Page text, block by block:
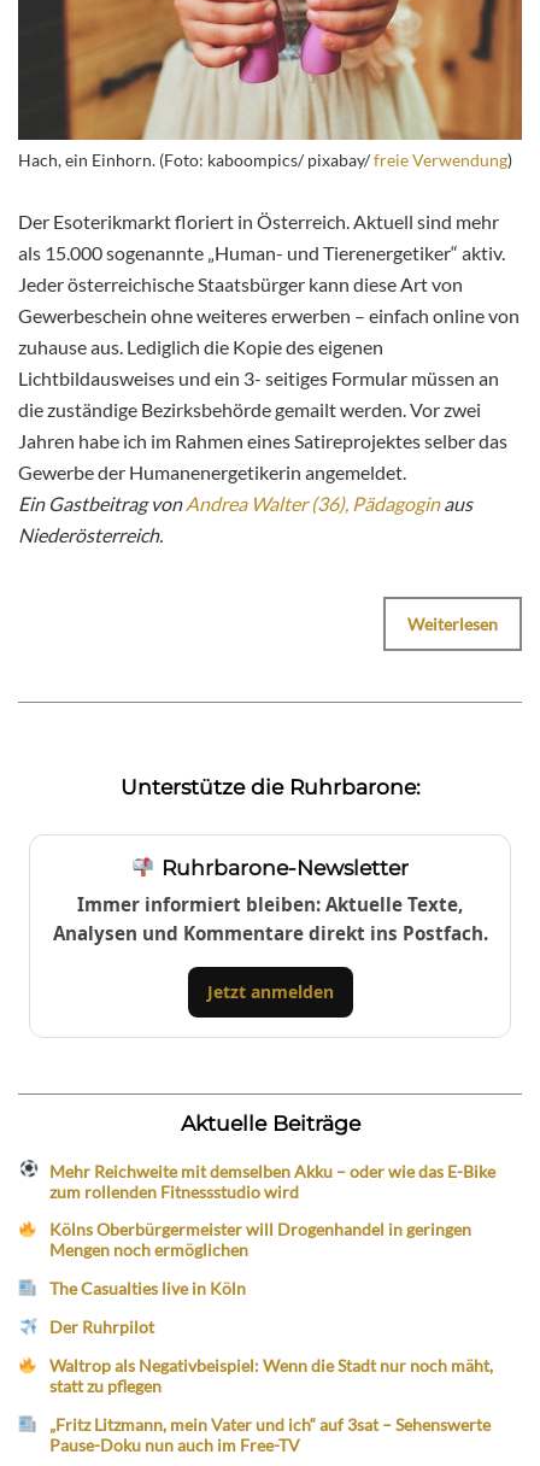
Hach, ein Einhorn. (Foto: kaboompics/ pixabay/freie Verwendung)
Der Esoterikmarkt floriert in Österreich. Aktuell sind mehr
als 15.000 sogenannte „Human- und Tierenergetiker“ aktiv.
Jeder österreichische Staatsbürger kann diese Art von
Gewerbeschein ohne weiteres erwerben – einfach online von
zuhause aus. Lediglich die Kopie des eigenen
Lichtbildausweises und ein 3- seitiges Formular müssen an
die zuständige Bezirksbehörde gemailt werden. Vor zwei
Jahren habe ich im Rahmen eines Satireprojektes selber das
Gewerbe der Humanenergetikerin angemeldet.
Ein Gastbeitrag vonAndrea Walter (36), Pädagoginaus
Niederösterreich.
Weiterlesen
Unterstütze die Ruhrbarone:
Ruhrbarone-Newsletter
Immer informiert bleiben: Aktuelle Texte,
Analysen und Kommentare direkt ins Postfach.
Jetzt anmelden
Aktuelle Beiträge
Mehr Reichweite mit demselben Akku – oder wie das E-Bike
zum rollenden Fitnessstudio wird
Kölns Oberbürgermeister will Drogenhandel in geringen
Mengen noch ermöglichen
The Casualties live in Köln
Der Ruhrpilot
Waltrop als Negativbeispiel: Wenn die Stadt nur noch mäht,
statt zu pflegen
„Fritz Litzmann, mein Vater und ich“ auf 3sat – Sehenswerte
Pause-Doku nun auch im Free-TV